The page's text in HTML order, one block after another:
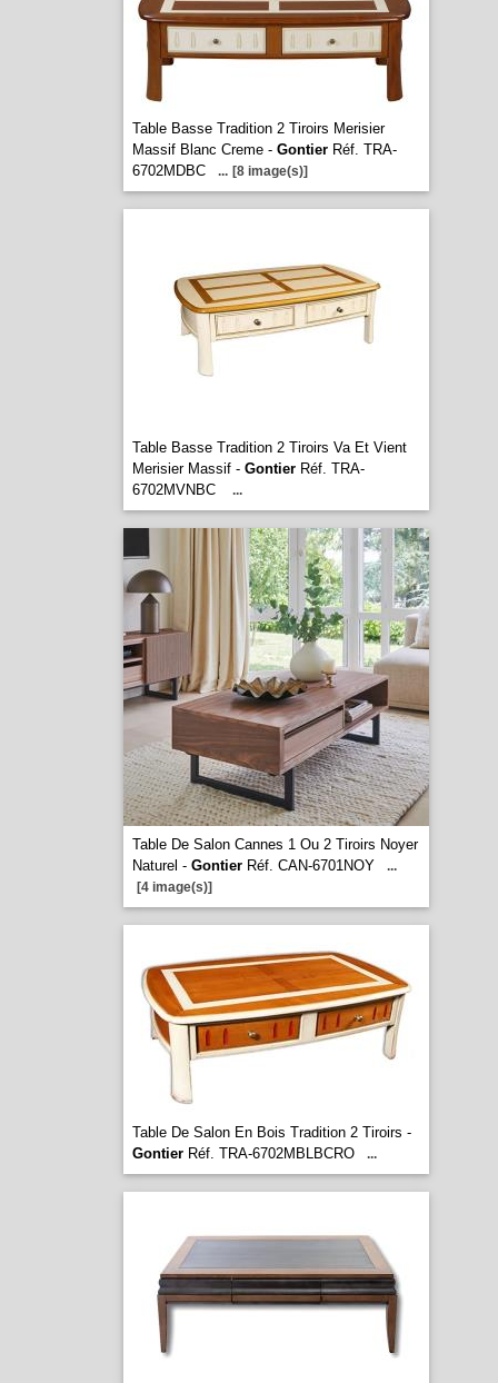
Table Basse Tradition 2 Tiroirs Merisier
Massif Blanc Creme - GontierRéf. TRA-
6702MDBC
... [8 image(s)]
Table Basse Tradition 2 Tiroirs Va Et Vient
Merisier Massif - GontierRéf. TRA-
6702MVNBC
...
Table De Salon Cannes 1 Ou 2 Tiroirs Noyer
Naturel - GontierRéf. CAN-6701NOY
...
[4 image(s)]
Table De Salon En Bois Tradition 2 Tiroirs -
GontierRéf. TRA-6702MBLBCRO ...